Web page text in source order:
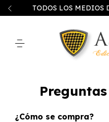
TODOS LOS MEDIOS
¿Cómo se compra?